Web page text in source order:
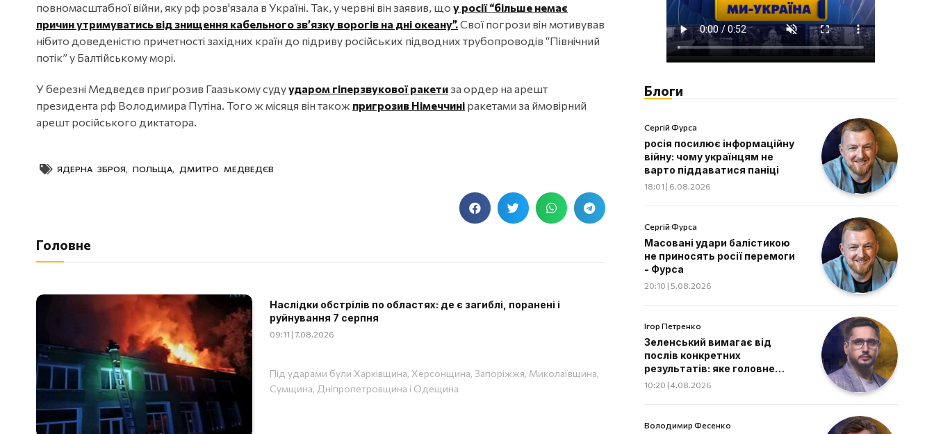
повномасштабної війни, яку рф розв'язала в Україні. Так, у червні він заявив, що у росії “більше немає
причин утримуватись від знищення кабельного зв’язку ворогів на дні океану”.Свої погрози він мотивував
нібито доведеністю причетності західних країн до підриву російських підводних трубопроводів “Північний
потік” у Балтійському морі.
У березні Медведєв пригрозив Гаазькому судуударом гіперзвукової ракети за ордер на арешт
президента рф Володимира Путіна. Того ж місяця він також пригрозив Німеччині ракетами за ймовірний
арешт російського диктатора.
ЯДЕРНА ЗБРОЯ, ПОЛЬЩА, ДМИТРО МЕДВЕДЄВ
Головне
Наслідки обстрілів по областях: де є загиблі, поранені і
руйнування 7 серпня
09:11 | 7.08.2026
Під ударами були Харківщина, Херсонщина, Запоріжжя, Миколаївщина,
Сумщина, Дніпропетровщина і Одещина
Блоги
Сергій Фурса
росія посилює інформаційну
війну: чому українцям не
варто піддаватися паніці
18:01 | 6.08.2026
Сергій Фурса
Масовані удари балістикою
не приносять росії перемоги
- Фурса
20:10 | 5.08.2026
Ігор Петренко
Зеленський вимагає від
послів конкретних
результатів: яке головне
завдання дипломатів
10:20 | 4.08.2026
Володимир Фесенко